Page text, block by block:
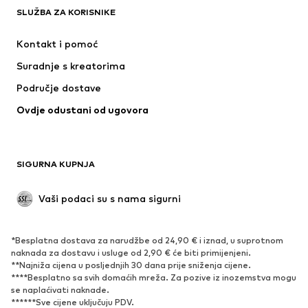
Novo
Donje rublje
Kaputi
Posebne prigode
Ekskluzivno
OBUĆA
Novo
Popularno
Tenisice
SLUŽBA ZA KORISNIKE
Kontakt i pomoć
Suradnje s kreatorima
Područje dostave
Ovdje odustani od ugovora
SIGURNA KUPNJA
Vaši podaci su s nama sigurni
*Besplatna dostava za narudžbe od 24,90 € i iznad, u suprotnom
naknada za dostavu i usluge od 2,90 € će biti primijenjeni.
**Najniža cijena u posljednjih 30 dana prije sniženja cijene.
****Besplatno sa svih domaćih mreža. Za pozive iz inozemstva mogu
se naplaćivati ​​naknade.
******Sve cijene uključuju PDV.